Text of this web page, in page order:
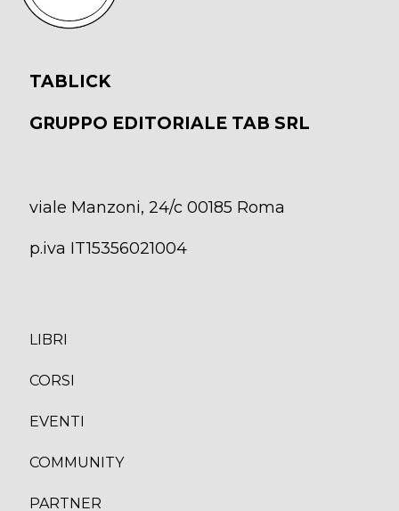
TABLICK
GRUPPO EDITORIALE TAB SRL
viale Manzoni, 24/c 00185 Roma
p.iva IT15356021004
LIBRI
CORSI
EVENTI
COMMUNITY
PARTNER